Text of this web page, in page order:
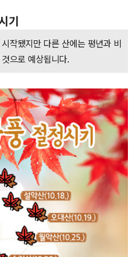
기
작됐지만 다른 산에는 평년과 비
으로 예상됩니다.